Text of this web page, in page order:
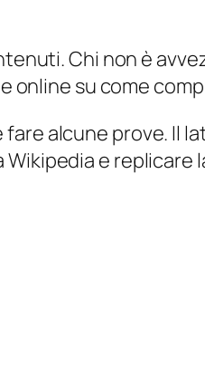
Chi non è
online su come
fare alcune prove. Il
e replicare